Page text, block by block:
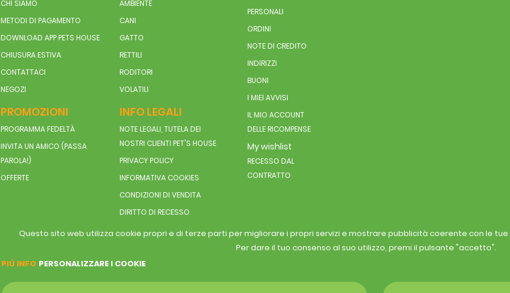
CHI SIAMO
METODI DI PAGAMENTO
DOWNLOAD APP PETS HOUSE
CHIUSURA ESTIVA
CONTATTACI
NEGOZI
AMBIENTE
CANI
GATTO
RETTILI
RODITORI
VOLATILI
PROMOZIONI
PROGRAMMA FEDELTÀ
INVITA UN AMICO (PASSA
PAROLA!)
OFFERTE
INFO LEGALI
NOTE LEGALI, TUTELA DEI
NOSTRI CLIENTI PET'S HOUSE
PRIVACY POLICY
INFORMATIVA COOKIES
CONDIZIONI DI VENDITA
DIRITTO DI RECESSO
PERSONALI
ORDINI
NOTE DI CREDITO
INDIRIZZI
BUONI
I MIEI AVVISI
IL MIO ACCOUNT
DELLE RICOMPENSE
My wishlist
RECESSO DAL
CONTRATTO
Questo sito web utilizza cookie propri e di terze parti per migliorare i propri servizi e mostrare pubblicità coerente con le
Per dare il tuo consenso al suo utilizzo, premi il pulsante "accetto".
PIÚ INFO PERSONALIZZARE I COOKIE